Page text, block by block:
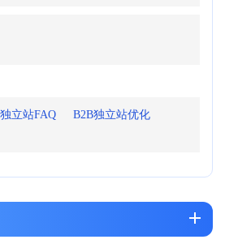
立站FAQ
B2B独立站优化